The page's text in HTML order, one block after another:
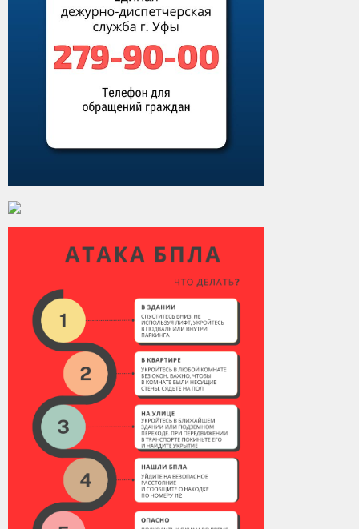
Виды деятельности
Обслуживание опасных производственных объектов
УГЗ рекомендует
Как стать спасателем
Пресс-центр
Конкурсы
Наша работа
Фотогалерея
Обращения
Контакты
Вакансии